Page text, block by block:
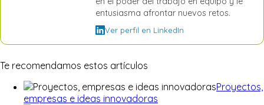
entusiasma afrontar nuevos retos.
Ver perfil en LinkedIn
Te recomendamos estos artículos
Proyectos,
empresas e ideas innovadoras